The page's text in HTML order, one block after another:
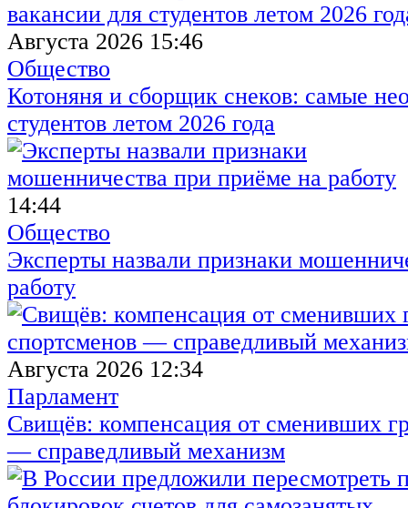
Августа 2026 15:46
Общество
Котоняня и сборщик снеков: самые
студентов летом 2026 года
14:44
Общество
Эксперты назвали признаки
работу
Августа 2026 12:34
Парламент
Свищёв: компенсация от сменивших
— справедливый механизм